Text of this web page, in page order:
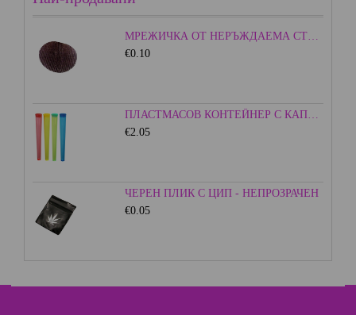
МРЕЖИЧКА ОТ НЕРЪЖДАЕМА СТОМАНА - 15ММ.
€0.10
ПЛАСТМАСОВ КОНТЕЙНЕР С КАПАЧКА - ЦВЕТЕН
€2.05
ЧЕРЕН ПЛИК С ЦИП - НЕПРОЗРАЧЕН
€0.05